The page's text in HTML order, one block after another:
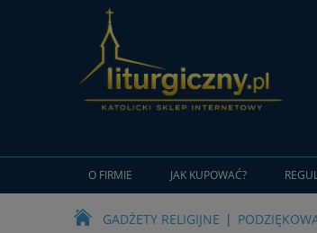
O FIRMIE JAK KUPOWAĆ?
GADŻETY RELIGIJNE